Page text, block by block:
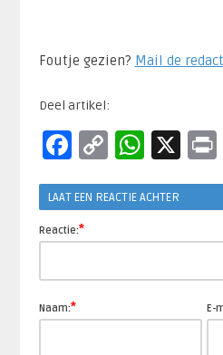
Foutje gezien? Mail de
Deel artikel:
Facebook
Copy X
LAAT EEN REACTIE ACHTER
Reactie:*
Naam:* E-